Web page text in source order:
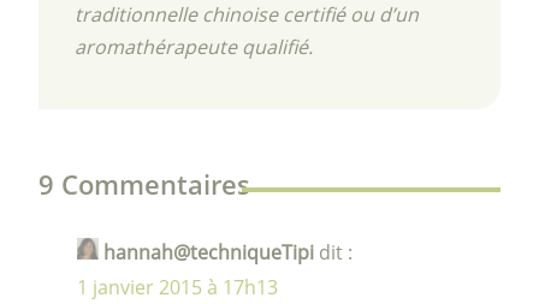
traditionnelle chinoise certifié ou d’un
aromathérapeute qualifié.
9 Commentaires
hannah@techniqueTipi dit :
1 janvier 2015 à 17h13